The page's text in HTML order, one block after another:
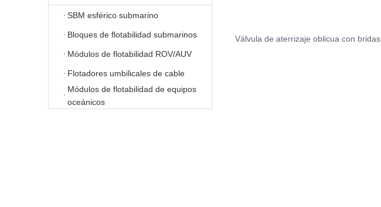
SBM esférico submarino
Bloques de flotabilidad submarinos
Módulos de flotabilidad ROV/AUV
Flotadores umbilicales de cable
Módulos de flotabilidad de equipos
oceánicos
Válvula de aterrizaje oblicua con bridas